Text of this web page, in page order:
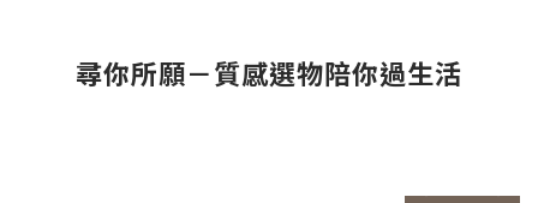
尋你所願－質感選物陪你過生活